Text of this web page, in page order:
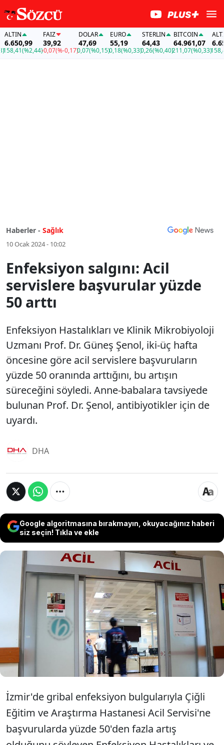
(%2,44)
FAİZ
39,92
-0,07(%-0,17)
DOLAR
47,69
0,07(%0,15)
EURO
55,19
0,18(%0,33)
STERLIN
64,43
0,26(%0,40)
BITCOIN
64.961,07
211,07(%0,33)
ALTIN
6.650,99
158,41
Haberler - Sağlık
10 Ocak 2024 - 10:02
Enfeksiyon salgını: Acil
servislere başvurular yüzde
50 arttı
Enfeksiyon Hastalıkları ve Klinik Mikrobiyoloji
Uzmanı Prof. Dr. Güneş Şenol, iki-üç hafta
öncesine göre acil servislere başvuruların
yüzde 50 oranında arttığını, bu artışın
süreceğini söyledi. Anne-babalara tavsiyede
bulunan Prof. Dr. Şenol, antibiyotikler için de
uyardı.
DHA
Google algoritmasına bırakmayın, okuyacağınız haberi
siz seçin! Tıkla ve ekle
Enfeksiyon Hastalıkları ve Klinik Mikrobiyoloji
Uzmanı Prof. Dr. Güneş Şenol, iki-üç hafta
öncesine göre acil servislere başvuruların yüzde
50 oranında arttığını, bu artışın süreceğini
söyledi. Anne-babalara tavsiyede bulunan Prof.
Dr. Şenol, antibiyotikler için de uyardı.
İzmir'de gribal enfeksiyon bulgularıyla Çiğli
Eğitim ve Araştırma Hastanesi Acil Servisi'ne
başvurularda yüzde 50'den fazla artış